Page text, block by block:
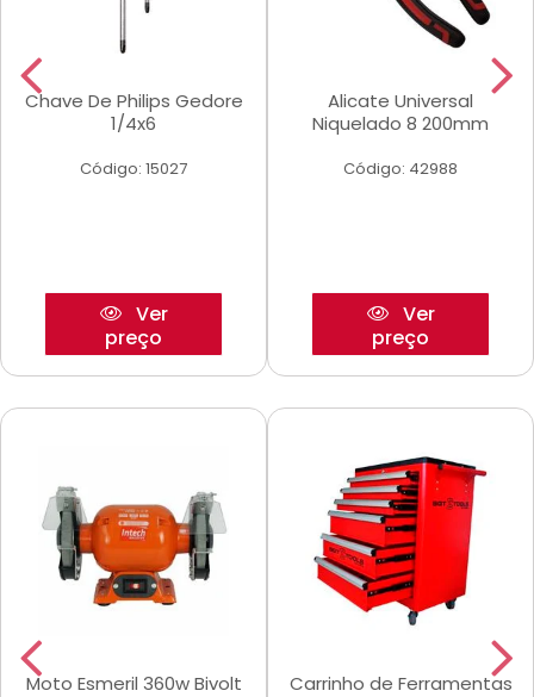
Chave De Philips Gedore
1/4x6
Código: 15027
Ver
preço
Alicate Universal
Niquelado 8 200mm
Código: 42988
Ver
preço
Moto Esmeril 360w Bivolt
Carrinho de Ferramentas